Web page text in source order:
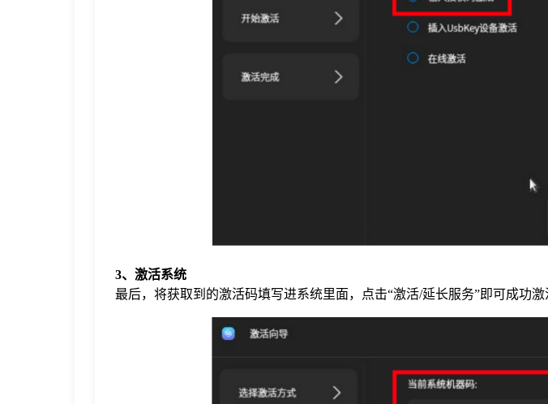
3、激活系统
最后，将获取到的激活码填写进系统里面，点击“激活/延长服务”即可成功激